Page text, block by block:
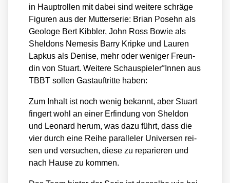
in Haupt­rol­len mit dabei sind wei­te­re schrä­ge
Figu­ren aus der Mut­ter­se­rie: Bri­an Posehn als
Geo­lo­ge Bert Kib­b­ler, John Ross Bowie als
Shel­dons Neme­sis Bar­ry Krip­ke und Lau­ren
Lap­kus als Deni­se, mehr oder weni­ger Freun­
din von Stuart. Wei­te­re Schauspieler°Innen aus
TBBT sol­len Gast­auf­trit­te haben:
Zum Inhalt ist noch wenig bekannt, aber Stuart
fin­gert wohl an einer Erfin­dung von Shel­don
und Leo­nard her­um, was dazu führt, dass die
vier durch eine Rei­he par­al­le­ler Uni­ver­sen rei­
sen und ver­su­chen, die­se zu repa­rie­ren und
nach Hau­se zu kom­men.